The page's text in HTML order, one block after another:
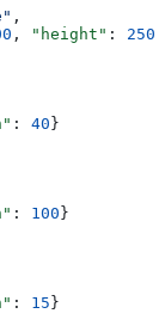
,
, "height" : 250
: 40 }
: 100 }
: 15 }